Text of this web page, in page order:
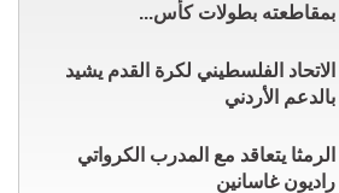
بمقاطعته بطولات كأس...
الاتحاد الفلسطيني لكرة القدم يشيد
بالدعم الأردني
الرمثا يتعاقد مع المدرب الكرواتي
راديون غاسانين